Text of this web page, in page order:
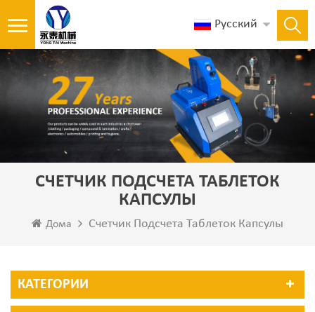
Русский
СЧЕТЧИК ПОДСЧЕТА ТАБЛЕТОК
КАПСУЛЫ
Дома Счетчик Подсчета Таблеток Капсулы
КАТЕГОРИИ